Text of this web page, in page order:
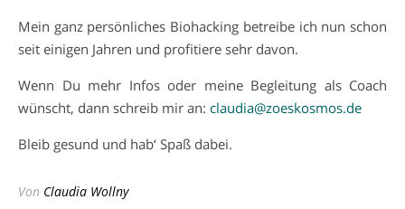
Mein ganz persönliches Biohacking betreibe ich nun schon
seit einigen Jahren und profitiere sehr davon.
Wenn Du mehr Infos oder meine Begleitung als Coach
wünscht, dann schreib mir an: claudia@zoeskosmos.de
Bleib gesund und hab‘ Spaß dabei.
Von Claudia Wollny